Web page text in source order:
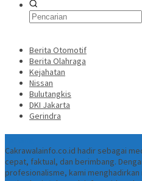
Berita Otomotif
Berita Olahraga
Kejahatan
Nissan
Bulutangkis
DKI Jakarta
Gerindra
Cakrawalainfo.co.id hadir sebagai
cepat, faktual, dan berimbang.
profesionalisme, kami